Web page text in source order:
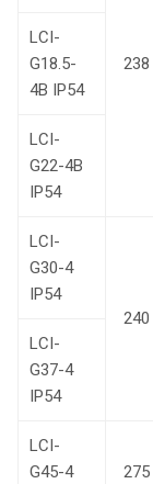
238
LCI-
G18.5-
4В IP54
LCI-
G22-4В
IP54
LCI-
G30-4
IP54
240
LCI-
G37-4
IP54
LCI-
G45-4
275